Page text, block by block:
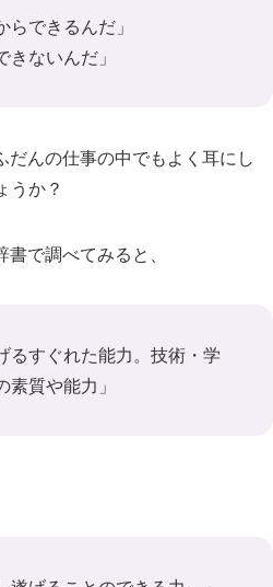
らできるんだ」
きないんだ」
んの仕事の中でもよく耳にし
うか？
で調べてみると、
るすぐれた能力。技術・学
質や能力」